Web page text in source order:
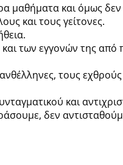
μαθήματα και όμως
και τους γείτονες.
των εγγονών της από
τους
και
δεν